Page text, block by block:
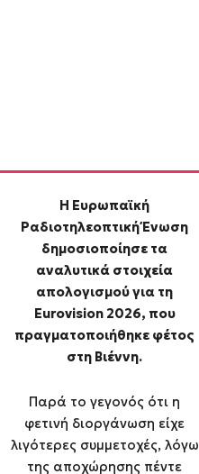
Η Ευρωπαϊκή
Ραδιοτηλεοπτική Ένωση
δημοσιοποίησε τα
αναλυτικά στοιχεία
απολογισμού για τη
Eurovision 2026, που
πραγματοποιήθηκε φέτος
στη Βιέννη.
Παρά το γεγονός ότι η
φετινή διοργάνωση είχε
λιγότερες συμμετοχές, λόγω
της αποχώρησης πέντε